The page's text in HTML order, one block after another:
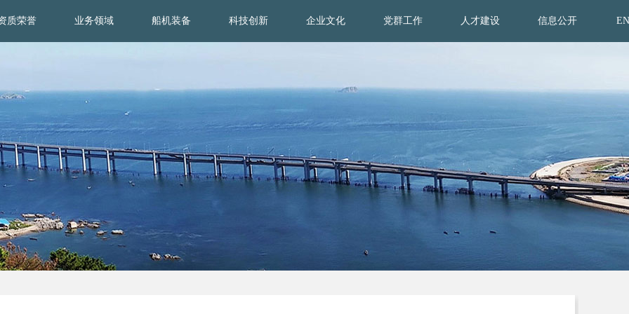
质荣誉 业务领域 船机装备 科技创新 企业文化 党群工作 人才建设 信息公开 EN